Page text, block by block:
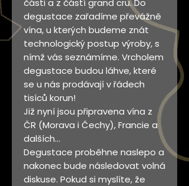
části a z částí grand cru. Do
degustace zařadíme převážně
vína, u kterých budeme znát
technologický postup výroby, s
nímž vás seznámíme. Vrcholem
degustace budou láhve, které
se u nás prodávají v řádech
tisíců korun!
Již nyní jsou připravena vína z
ČR (Morava i Čechy), Francie a
dalších...
Degustace proběhne naslepo a
nakonec bude následovat volná
diskuse. Pokud si myslíte, že